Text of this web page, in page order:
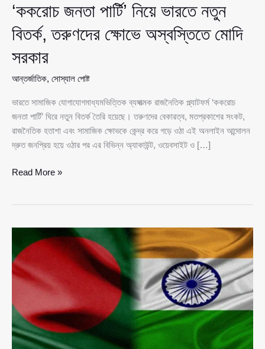
‘ককরোচ জনতা পার্টি’ নিয়ে ভারতে নতুন
বিতর্ক, তরুণদের ক্ষোভে অস্বস্তিতে মোদি
সরকার
আন্তর্জাতিক, সোস্যাল পোষ্ট
ভারতে সামাজিক যোগাযোগমাধ্যমভিত্তিক ব্যঙ্গাত্মক রাজনৈতিক প্ল্যাটফর্ম ‘ককরোচ
জনতা পার্টি’ ঘিরে নতুন বিতর্ক তৈরি হয়েছে। তরুণদের বেকারত্ব, মতপ্রকাশের সংকট,
রাজনৈতিক হতাশা এবং সামাজিক ক্ষোভকে কেন্দ্র করে গড়ে ওঠা এই অনলাইন আন্দোলন
দ্রুত জনপ্রিয় হয়ে ওঠার পর এর বিভিন্ন অ্যাকাউন্ট, ওয়েবসাইট ও […]
‘ককরোচ
ভারতে
বিতর্ক,
তরুণদের
ক্ষোভে
মোদি
সরকার
Read More »